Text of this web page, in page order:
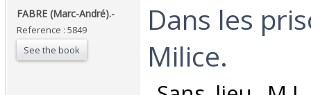
‎FABRE (Marc-André).-‎
Reference : 5849
See the book
‎Dans les
Milice.‎